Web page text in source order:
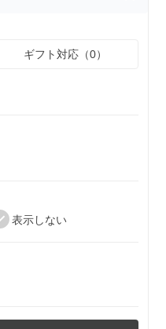
ギフト対応（0）
表示しない